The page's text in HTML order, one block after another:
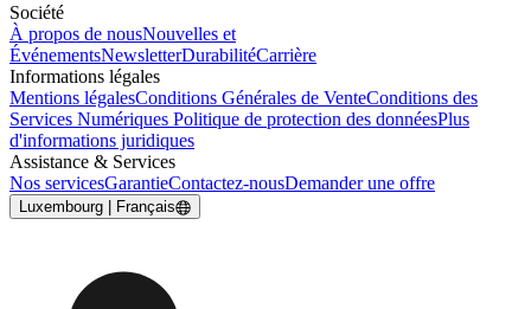
Société
À propos de nousNouvelles et
ÉvénementsNewsletterDurabilitéCarrière
Informations légales
Mentions légalesConditions Générales de VenteConditions des
Services Numériques Politique de protection des donnéesPlus
d'informations juridiques
Assistance & Services
Nos servicesGarantieContactez-nousDemander une offre
Luxembourg | Français